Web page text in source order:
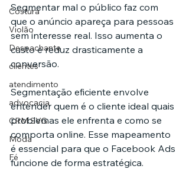
Costura
Violão
Despachante
clientes
atendimento
advocacia
CRM SVG
Moda
Fé
Segmentar mal o público faz com
que o anúncio apareça para pessoas
sem interesse real. Isso aumenta o
custo e reduz drasticamente a
conversão.
Segmentação eficiente envolve
entender quem é o cliente ideal quais
problemas ele enfrenta e como se
comporta online. Esse mapeamento
é essencial para que o Facebook Ads
funcione de forma estratégica.